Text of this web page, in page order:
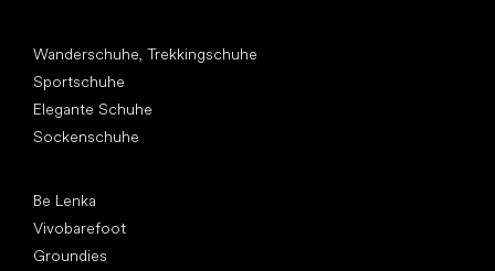
Wanderschuhe, Trekkingschuhe
Sportschuhe
Elegante Schuhe
Sockenschuhe
Be Lenka
Vivobarefoot
Groundies